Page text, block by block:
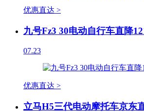
优惠直达 >
九号Fz3 30电动自行车直降
07.23
优惠直达 >
立马H5三代电动摩托车京东